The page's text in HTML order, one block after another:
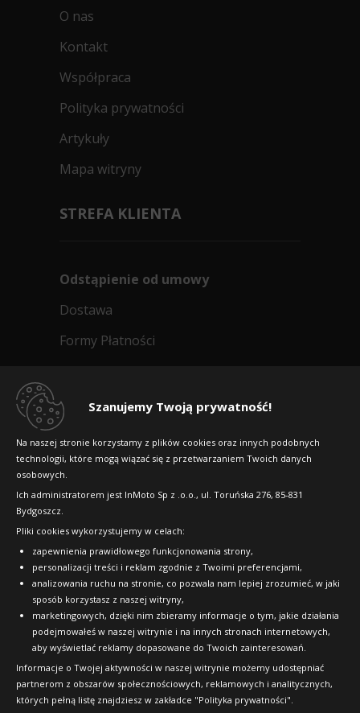
Szanujemy Twoją prywatność!
Na naszej stronie korzystamy z plików cookies oraz innych podobnych
technologii, które mogą wiązać się z przetwarzaniem Twoich danych
osobowych.
Ich administratorem jest InMoto Sp z .o.o., ul. Toruńska 276, 85-831
Bydgoszcz.
Pliki cookies wykorzystujemy w celach:
zapewnienia prawidłowego funkcjonowania strony,
personalizacji treści i reklam zgodnie z Twoimi preferencjami,
analizowania ruchu na stronie, co pozwala nam lepiej zrozumieć, w jaki
sposób korzystasz z naszej witryny,
marketingowych, dzięki nim zbieramy informacje o tym, jakie działania
podejmowałeś w naszej witrynie i na innych stronach internetowych,
aby wyświetlać reklamy dopasowane do Twoich zainteresowań.
Informacje o Twojej aktywności w naszej witrynie możemy udostępniać
partnerom z obszarów społecznościowych, reklamowych i analitycznych,
których pełną listę znajdziesz w zakładce "Polityka prywatności".
O nas
Kontakt
Współpraca
Polityka prywatności
Artykuły
Mapa witryny
STREFA KLIENTA
Odstąpienie od umowy
Dostawa
Formy Płatności
Dlaczego warto kupić w 24opony.pl
Raty
FAQ
OFICJALNY PARTNER